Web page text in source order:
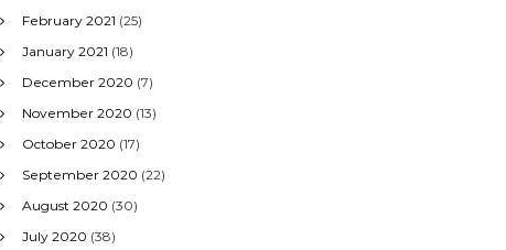
February 2021 (25)
January 2021 (18)
December 2020 (7)
November 2020 (13)
October 2020 (17)
September 2020 (22)
August 2020 (30)
July 2020 (38)